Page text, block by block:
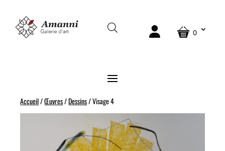
0
Accueil/Œuvres/Dessins/ Visage 4